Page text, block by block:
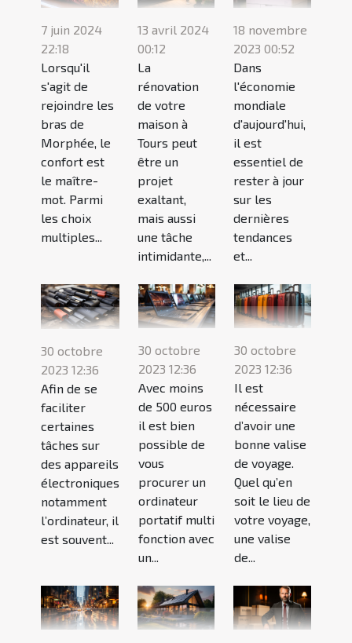
7 juin 2024
22:18
Lorsqu'il
s'agit de
rejoindre les
bras de
Morphée, le
confort est
le maître-
mot. Parmi
les choix
multiples...
13 avril 2024
00:12
La
rénovation
de votre
maison à
Tours peut
être un
projet
exaltant,
mais aussi
une tâche
intimidante,...
18 novembre
2023 00:52
Dans
l'économie
mondiale
d'aujourd'hui,
il est
essentiel de
rester à jour
sur les
dernières
tendances
et...
30 octobre
2023 12:36
Afin de se
faciliter
certaines
tâches sur
des appareils
électroniques
notamment
l’ordinateur, il
est souvent...
30 octobre
2023 12:36
Avec moins
de 500 euros
il est bien
possible de
vous
procurer un
ordinateur
portatif multi
fonction avec
un...
30 octobre
2023 12:36
Il est
nécessaire
d’avoir une
bonne valise
de voyage.
Quel qu’en
soit le lieu de
votre voyage,
une valise
de...